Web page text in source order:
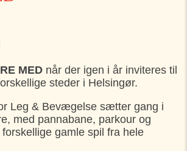
Nordvest, Helsingør
01. AUGUST
Syd, Vapnagård, Helsingør
MED når der igen i år inviteres til
steder i Helsingør.
Leg & Bevægelse sætter gang i
med pannabane, parkour og
gamle spil fra hele